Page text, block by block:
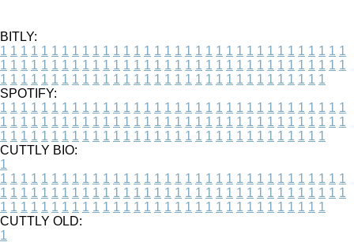
BITLY:
1 1 1 1 1 1 1 1 1 1 1 1 1 1 1 1 1 1 1 1 1 1 1 1 1 1 1 1 1 1 1 1 1 1
1 1 1 1 1 1 1 1 1 1 1 1 1 1 1 1 1 1 1 1 1 1 1 1 1 1 1 1 1 1 1 1 1 1
1 1 1 1 1 1 1 1 1 1 1 1 1 1 1 1 1 1 1 1 1 1 1 1 1 1 1 1 1 1 1 1
SPOTIFY:
1 1 1 1 1 1 1 1 1 1 1 1 1 1 1 1 1 1 1 1 1 1 1 1 1 1 1 1 1 1 1 1 1 1
1 1 1 1 1 1 1 1 1 1 1 1 1 1 1 1 1 1 1 1 1 1 1 1 1 1 1 1 1 1 1 1 1 1
1 1 1 1 1 1 1 1 1 1 1 1 1 1 1 1 1 1 1 1 1 1 1 1 1 1 1 1 1 1 1 1
CUTTLY BIO:
1
1 1 1 1 1 1 1 1 1 1 1 1 1 1 1 1 1 1 1 1 1 1 1 1 1 1 1 1 1 1 1 1 1 1
1 1 1 1 1 1 1 1 1 1 1 1 1 1 1 1 1 1 1 1 1 1 1 1 1 1 1 1 1 1 1 1 1 1
1 1 1 1 1 1 1 1 1 1 1 1 1 1 1 1 1 1 1 1 1 1 1 1 1 1 1 1 1 1 1 1
CUTTLY OLD:
1